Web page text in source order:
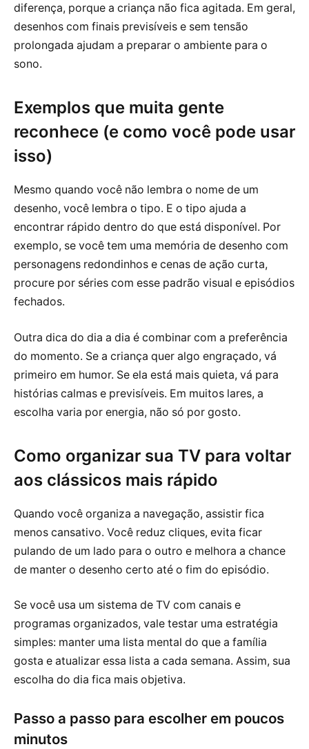
diferença, porque a criança não fica agitada. Em geral,
desenhos com finais previsíveis e sem tensão
prolongada ajudam a preparar o ambiente para o
sono.
Exemplos que muita gente
reconhece (e como você pode usar
isso)
Mesmo quando você não lembra o nome de um
desenho, você lembra o tipo. E o tipo ajuda a
encontrar rápido dentro do que está disponível. Por
exemplo, se você tem uma memória de desenho com
personagens redondinhos e cenas de ação curta,
procure por séries com esse padrão visual e episódios
fechados.
Outra dica do dia a dia é combinar com a preferência
do momento. Se a criança quer algo engraçado, vá
primeiro em humor. Se ela está mais quieta, vá para
histórias calmas e previsíveis. Em muitos lares, a
escolha varia por energia, não só por gosto.
Como organizar sua TV para voltar
aos clássicos mais rápido
Quando você organiza a navegação, assistir fica
menos cansativo. Você reduz cliques, evita ficar
pulando de um lado para o outro e melhora a chance
de manter o desenho certo até o fim do episódio.
Se você usa um sistema de TV com canais e
programas organizados, vale testar uma estratégia
simples: manter uma lista mental do que a família
gosta e atualizar essa lista a cada semana. Assim, sua
escolha do dia fica mais objetiva.
Passo a passo para escolher em poucos
minutos